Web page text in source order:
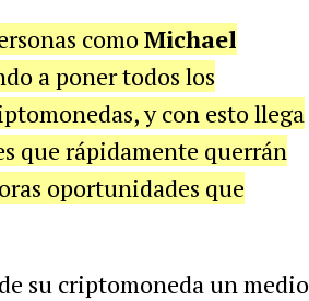
como Michael
a poner todos los
y con esto llega
que rápidamente querrán
oportunidades que
su criptomoneda un medio